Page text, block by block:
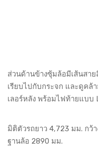
ส่วนด้านข้างซุ้มล้อมีเส้นสา
เรียบไปกับกระจก และดูคล้
เลอร์หลัง พร้อมไฟท้ายแบบ
มิติตัวรถยาว 4,723 มม. กว้
ฐานล้อ 2890 มม.